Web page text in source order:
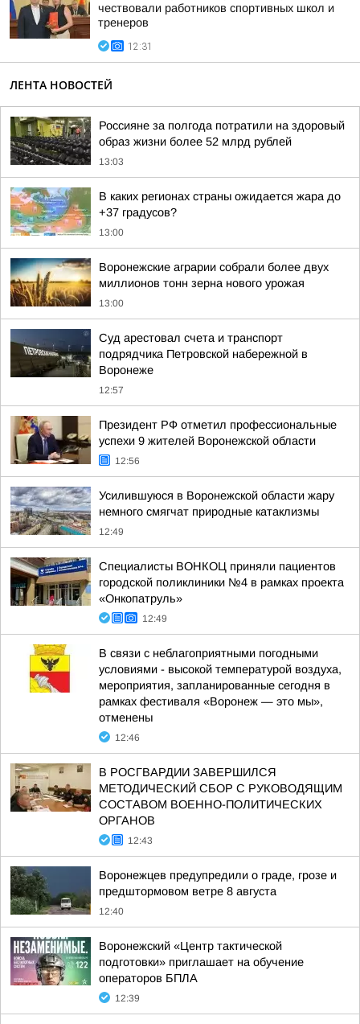
чествовали работников спортивных школ и
тренеров
12:31
ЛЕНТА НОВОСТЕЙ
Россияне за полгода потратили на здоровый
образ жизни более 52 млрд рублей
13:03
В каких регионах страны ожидается жара до
+37 градусов?
13:00
Воронежские аграрии собрали более двух
миллионов тонн зерна нового урожая
13:00
Суд арестовал счета и транспорт
подрядчика Петровской набережной в
Воронеже
12:57
Президент РФ отметил профессиональные
успехи 9 жителей Воронежской области
12:56
Усилившуюся в Воронежской области жару
немного смягчат природные катаклизмы
12:49
Специалисты ВОНКОЦ приняли пациентов
городской поликлиники №4 в рамках проекта
«Онкопатруль»
12:49
В связи с неблагоприятными погодными
условиями - высокой температурой воздуха,
мероприятия, запланированные сегодня в
рамках фестиваля «Воронеж — это мы»,
отменены
12:46
В РОСГВАРДИИ ЗАВЕРШИЛСЯ
МЕТОДИЧЕСКИЙ СБОР С РУКОВОДЯЩИМ
СОСТАВОМ ВОЕННО-ПОЛИТИЧЕСКИХ
ОРГАНОВ
12:43
Воронежцев предупредили о граде, грозе и
предштормовом ветре 8 августа
12:40
Воронежский «Центр тактической
подготовки» приглашает на обучение
операторов БПЛА
12:39